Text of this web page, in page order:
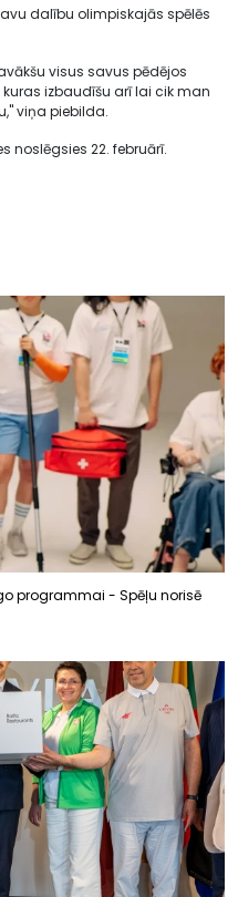
dalību olimpiskajās spēlēs
visus savus pēdējos
izbaudīšu arī lai cik man
viņa piebilda.
noslēgsies 22. februārī.
programmai - Spēļu norisē